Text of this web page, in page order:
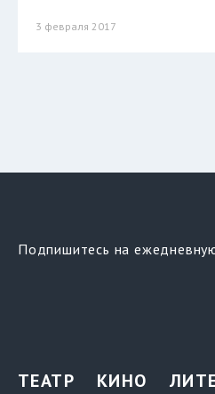
3 февраля 2017
Подпишитесь на
ТЕАТР КИНО